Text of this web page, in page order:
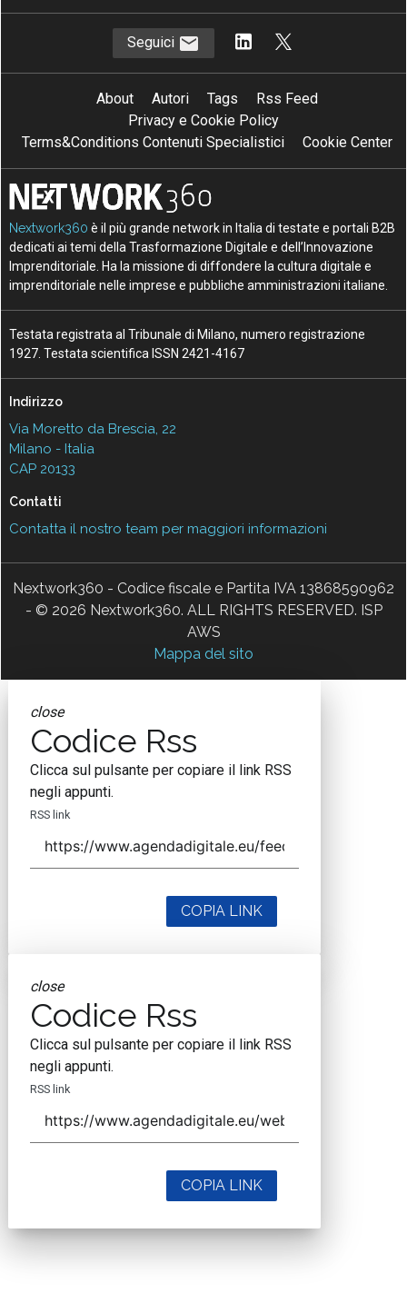
Seguici
About Autori Tags
Rss Feed
Privacy e Cookie Policy
Terms&Conditions Contenuti Specialistici
Cookie Center
Nextwork360 è il più grande network in Italia di testate e portali B2B
dedicati ai temi della Trasformazione Digitale e dell’Innovazione
Imprenditoriale. Ha la missione di diffondere la cultura digitale e
imprenditoriale nelle imprese e pubbliche amministrazioni italiane.
Testata registrata al Tribunale di Milano, numero registrazione
1927. Testata scientifica ISSN 2421-4167
Indirizzo
Via Moretto da Brescia, 22
Milano - Italia
CAP 20133
Contatti
Contatta il nostro team per maggiori informazioni
Nextwork360 - Codice fiscale e Partita IVA 13868590962
- © 2026 Nextwork360. ALL RIGHTS RESERVED. ISP
AWS
Mappa del sito
close
Codice Rss
Clicca sul pulsante per copiare il link RSS
negli appunti.
RSS link
COPIA LINK
close
Codice Rss
Clicca sul pulsante per copiare il link RSS
negli appunti.
RSS link
COPIA LINK